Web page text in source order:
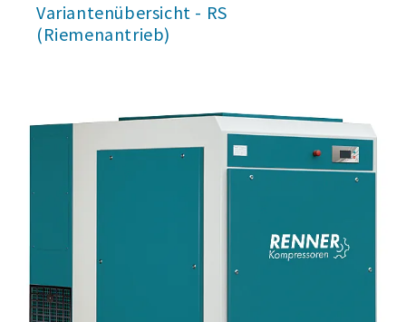
Variantenübersicht - RS
(Riemenantrieb)